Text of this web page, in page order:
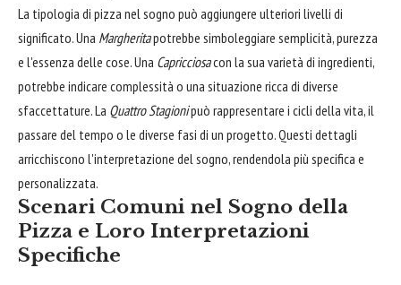
La tipologia di pizza nel sogno può aggiungere ulteriori livelli di
significato. Una Margheritapotrebbe simboleggiare semplicità, purezza
e l'essenza delle cose. Una Capricciosacon la sua varietà di ingredienti,
potrebbe indicare complessità o una situazione ricca di diverse
sfaccettature. La Quattro Stagionipuò rappresentare i cicli della vita, il
passare del tempo o le diverse fasi di un progetto. Questi dettagli
arricchiscono l'interpretazione del sogno, rendendola più specifica e
personalizzata.
Scenari Comuni nel Sogno della
Pizza e Loro Interpretazioni
Specifiche